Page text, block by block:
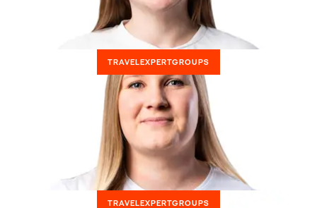
TRAVELEXPERTGROUPS
TRAVELEXPERTGROUPS